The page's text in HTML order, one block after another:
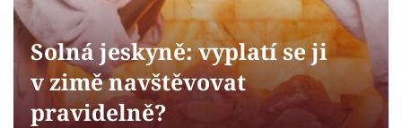
Sledujte prima+
Filmový festival Karlovy Vary
Solná jeskyně: vyplatí se ji
v zimě navštěvovat
pravidelně?